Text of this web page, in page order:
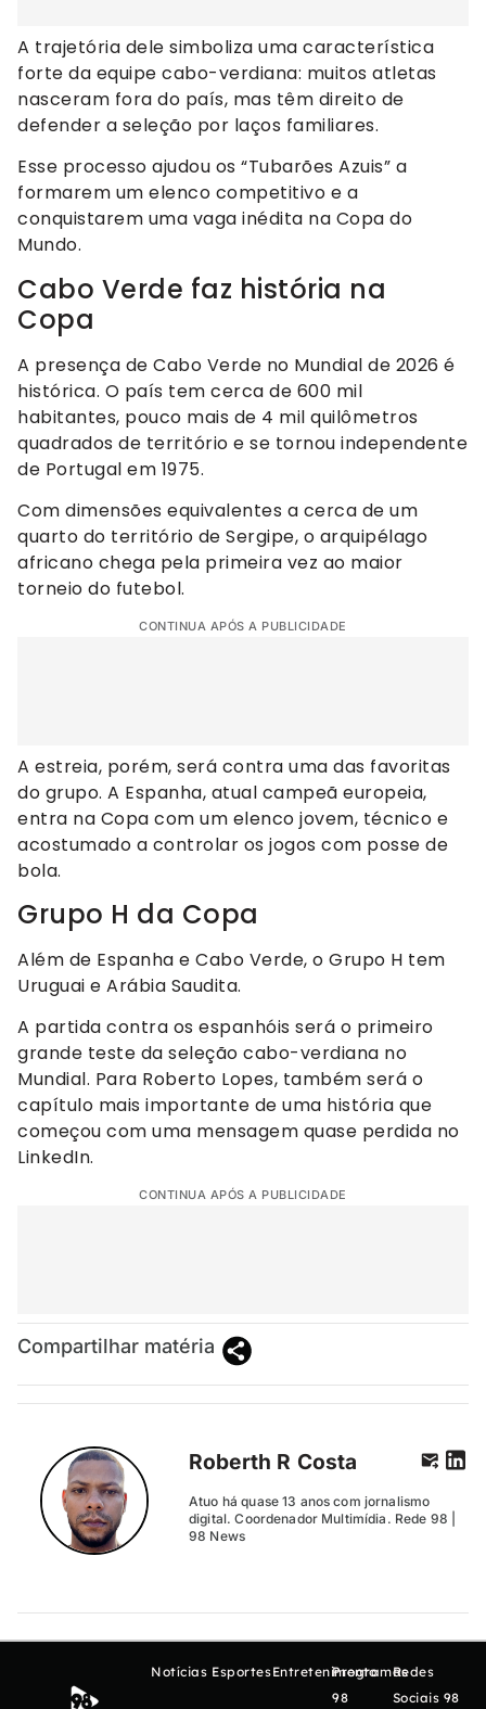
A trajetória dele simboliza uma característica
forte da equipe cabo-verdiana: muitos atletas
nasceram fora do país, mas têm direito de
defender a seleção por laços familiares.
Esse processo ajudou os “Tubarões Azuis” a
formarem um elenco competitivo e a
conquistarem uma vaga inédita na Copa do
Mundo.
Cabo Verde faz história na
Copa
A presença de Cabo Verde no Mundial de 2026 é
histórica. O país tem cerca de 600 mil
habitantes, pouco mais de 4 mil quilômetros
quadrados de território e se tornou independente
de Portugal em 1975.
Com dimensões equivalentes a cerca de um
quarto do território de Sergipe, o arquipélago
africano chega pela primeira vez ao maior
torneio do futebol.
CONTINUA APÓS A PUBLICIDADE
A estreia, porém, será contra uma das favoritas
do grupo. A Espanha, atual campeã europeia,
entra na Copa com um elenco jovem, técnico e
acostumado a controlar os jogos com posse de
bola.
Grupo H da Copa
Além de Espanha e Cabo Verde, o Grupo H tem
Uruguai e Arábia Saudita.
A partida contra os espanhóis será o primeiro
grande teste da seleção cabo-verdiana no
Mundial. Para Roberto Lopes, também será o
capítulo mais importante de uma história que
começou com uma mensagem quase perdida no
LinkedIn.
CONTINUA APÓS A PUBLICIDADE
Compartilhar matéria
Roberth R Costa
Atuo há quase 13 anos com jornalismo
digital. Coordenador Multimídia. Rede 98 |
98 News
Notícias EsportesEntretenimento
Programas
98
Redes
Sociais 98